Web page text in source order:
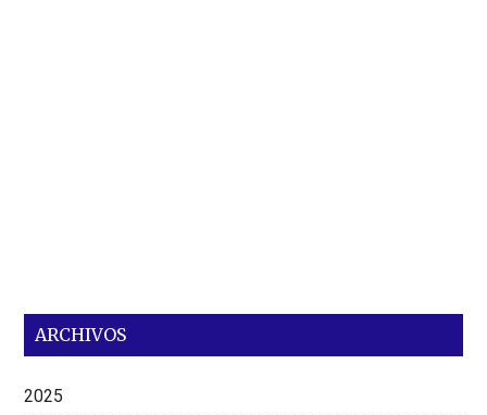
ARCHIVOS
2025